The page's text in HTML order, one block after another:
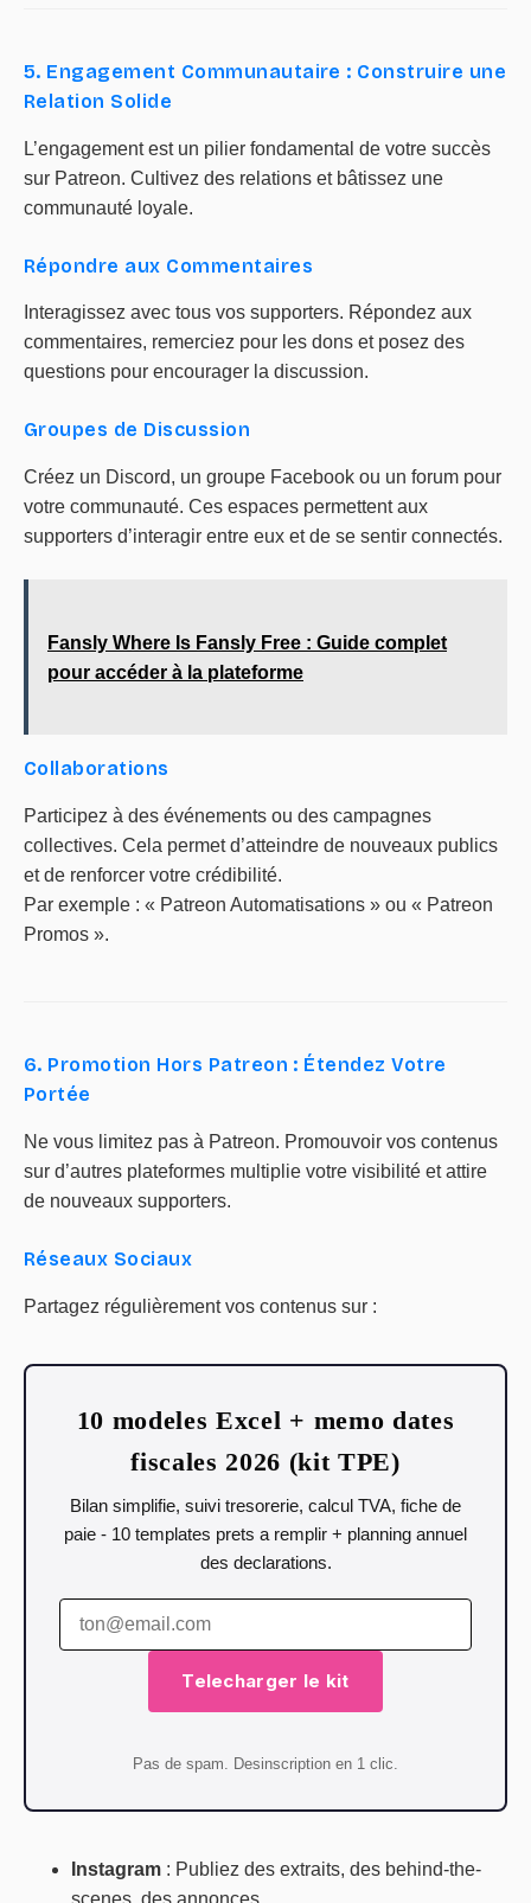
5. Engagement Communautaire : Construire une
Relation Solide
L’engagement est un pilier fondamental de votre succès
sur Patreon. Cultivez des relations et bâtissez une
communauté loyale.
Répondre aux Commentaires
Interagissez avec tous vos supporters. Répondez aux
commentaires, remerciez pour les dons et posez des
questions pour encourager la discussion.
Groupes de Discussion
Créez un Discord, un groupe Facebook ou un forum pour
votre communauté. Ces espaces permettent aux
supporters d’interagir entre eux et de se sentir connectés.
Fansly Where Is Fansly Free : Guide complet
pour accéder à la plateforme
Collaborations
Participez à des événements ou des campagnes
collectives. Cela permet d’atteindre de nouveaux publics
et de renforcer votre crédibilité.
Par exemple : « Patreon Automatisations » ou « Patreon
Promos ».
6. Promotion Hors Patreon : Étendez Votre
Portée
Ne vous limitez pas à Patreon. Promouvoir vos contenus
sur d’autres plateformes multiplie votre visibilité et attire
de nouveaux supporters.
Réseaux Sociaux
Partagez régulièrement vos contenus sur :
10 modeles Excel + memo dates
fiscales 2026 (kit TPE)
Bilan simplifie, suivi tresorerie, calcul TVA, fiche de
paie - 10 templates prets a remplir + planning annuel
des declarations.
Telecharger le kit
Pas de spam. Desinscription en 1 clic.
Instagram : Publiez des extraits, des behind-the-
scenes, des annonces.